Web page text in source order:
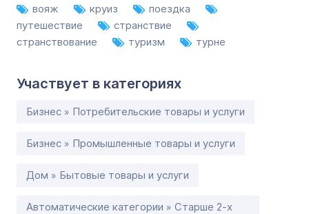
вояж круиз
поездка
путешествие
странствие
странствование
туризм турне
Участвует в категориях
Бизнес » Потребительские товары и услуги
Бизнес » Промышленные товары и услуги
Дом » Бытовые товары и услуги
Автоматические категории » Старше 2-х